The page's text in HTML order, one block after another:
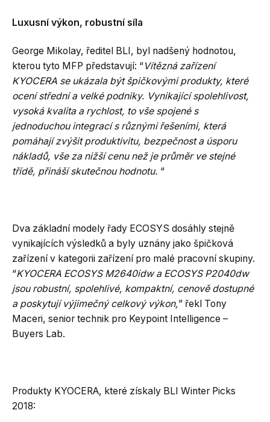
Luxusní výkon, robustní síla
George Mikolay, ředitel BLI, byl nadšený hodnotou,
kterou tyto MFP představují: “Vítězná zařízení
KYOCERA se ukázala být špičkovými produkty, které
ocení střední a velké podniky. Vynikající spolehlivost,
vysoká kvalita a rychlost, to vše spojené s
jednoduchou integrací s různými řešeními, která
pomáhají zvýšit produktivitu, bezpečnost a úsporu
nákladů, vše za nižší cenu než je průměr ve stejné
třídě, přináší skutečnou hodnotu. “
Dva základní modely řady ECOSYS dosáhly stejně
vynikajících výsledků a byly uznány jako špičková
zařízení v kategorii zařízení pro malé pracovní skupiny.
“KYOCERA ECOSYS M2640idw a ECOSYS P2040dw
jsou robustní, spolehlivé, kompaktní, cenově dostupné
a poskytují výjimečný celkový výkon,” řekl Tony
Maceri, senior technik pro Keypoint Intelligence –
Buyers Lab.
Produkty KYOCERA, které získaly BLI Winter Picks
2018: